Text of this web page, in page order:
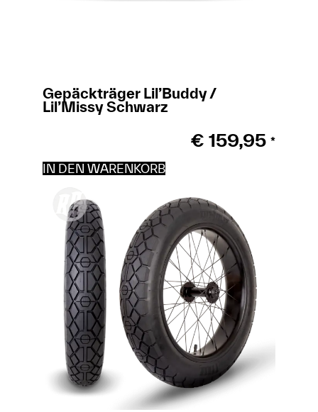
Gepäckträger Lil’Buddy /
Lil’Missy Schwarz
€ 159,95 *
IN DEN WARENKORB